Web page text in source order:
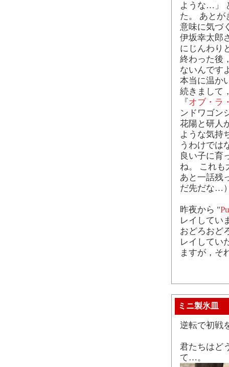
ような…」
た。 あと
意味に気づ
伊坂幸太郎
にじんわり
終わった後
ないんです
本当に温か
続きまして
『オブ・ラ
ンドワゴン
花陽と研人
ような気持
うわけでは
良い子に育
ね。 これも
あと一話残
だ先だな…
昨夜から "
レイしてい
おどろおど
レイしてい
ますが，そ
ミニ製氷皿
逆転で初戦
君たちはど
て…。